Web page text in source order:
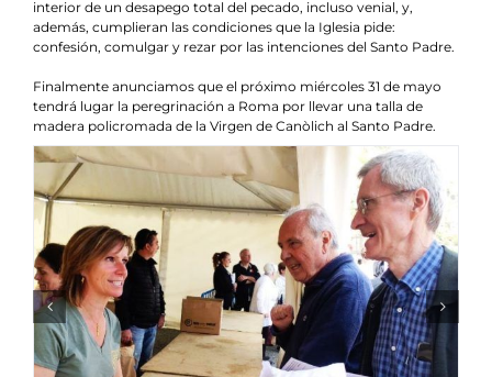
interior de un desapego total del pecado, incluso venial, y,
además, cumplieran las condiciones que la Iglesia pide:
confesión, comulgar y rezar por las intenciones del Santo Padre.
Finalmente anunciamos que el próximo miércoles 31 de mayo
tendrá lugar la peregrinación a Roma por llevar una talla de
madera policromada de la Virgen de Canòlich al Santo Padre.